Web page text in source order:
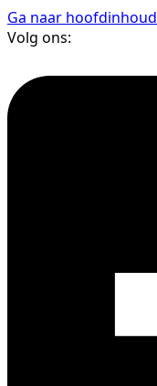
Ga naar hoofdinhoud
Volg ons: